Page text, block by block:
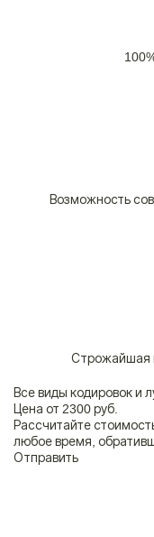
Возможность
Строжайшая
Все виды кодировок и
Цена от 2300 руб.
Рассчитайте
любое время,
Отправить